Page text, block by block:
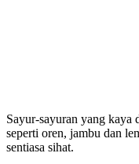
Sayur-sayuran yang kaya
seperti oren, jambu dan
sentiasa sihat.